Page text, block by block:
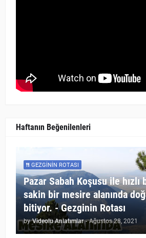
Haftanın Beğenilenleri
GEZGININ ROTASI
Pazar Sabah Koşusu ile hızlı
sakin bir mesire alanında
bitiyor. - Gezginin Rotası
by Videolu Anlatımlar - Ağustos 28, 2021